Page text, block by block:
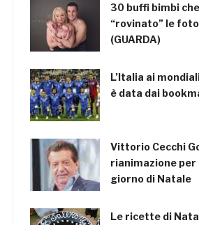
30 buffi bimbi
“rovinato” le
(GUARDA)
L’Italia ai
è data dai
Vittorio Cecchi
rianimazione per
giorno di Natale
Le ricette di